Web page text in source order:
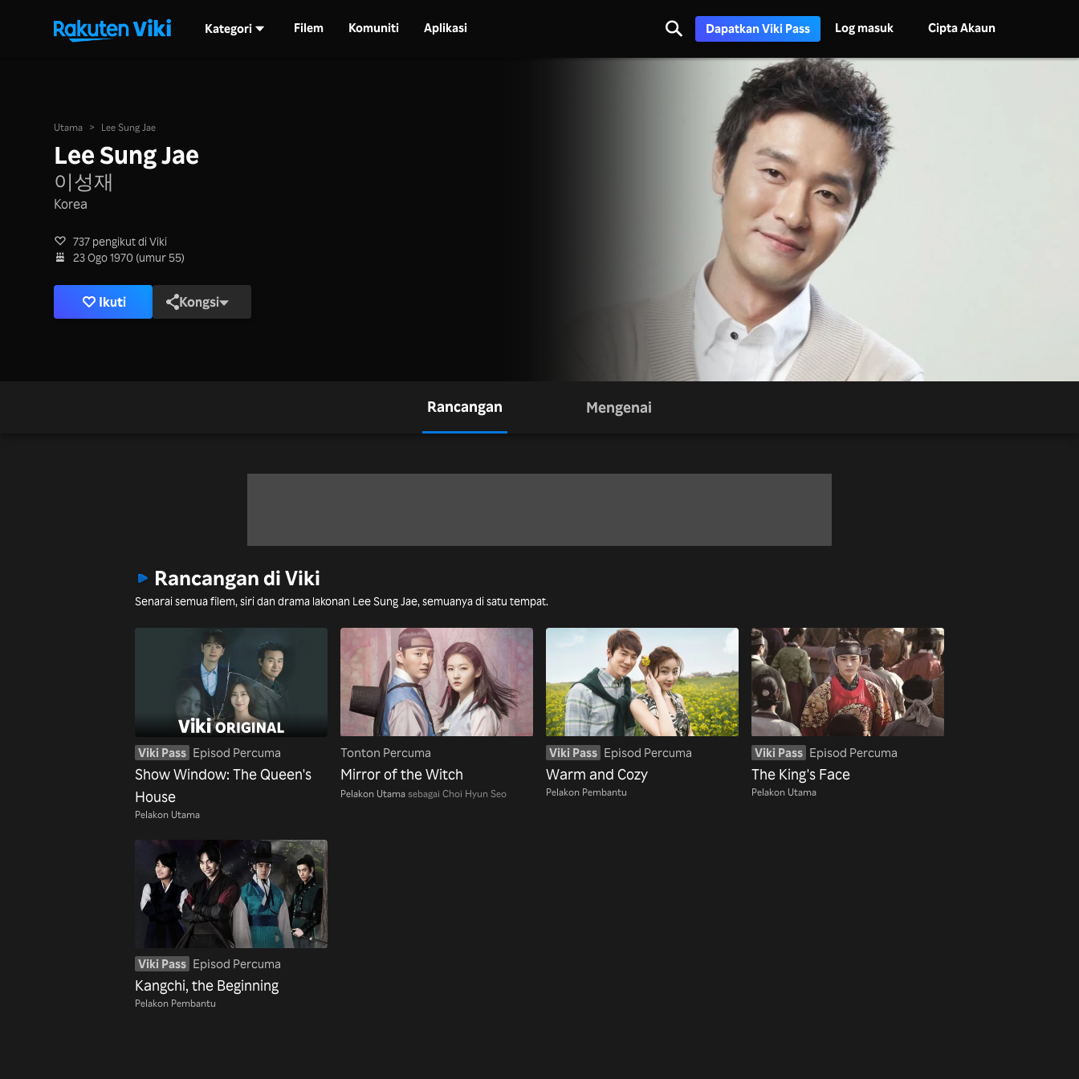
Kategori Filem Komuniti Aplikasi Dapatkan Viki Pass Log masuk Cipta Akaun
Utama > Lee Sung Jae
Lee Sung Jae
이성재
Korea
737 pengikut di Viki
23 Ogo 1970 (umur 55)
Ikuti Kongsi
Rancangan Mengenai
Rancangan di Viki
Senarai semua filem, siri dan drama lakonan Lee Sung Jae, semuanya di satu tempat.
Viki Pass Episod Percuma
Show Window: The Queen's
House
Pelakon Utama
Tonton Percuma
Mirror of the Witch
Pelakon Utama sebagai Choi Hyun Seo
Viki Pass Episod Percuma
Warm and Cozy
Pelakon Pembantu
Viki Pass Episod Percuma
The King's Face
Pelakon Utama
Viki Pass Episod Percuma
Kangchi, the Beginning
Pelakon Pembantu